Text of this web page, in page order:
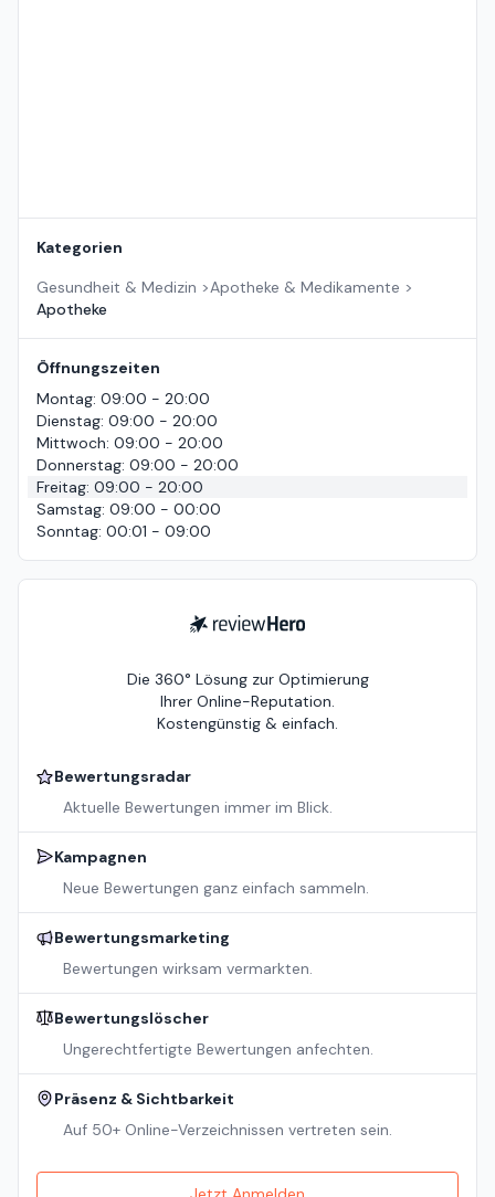
Kategorien
Gesundheit & Medizin >Apotheke & Medikamente >
Apotheke
Öffnungszeiten
Montag: 09:00 - 20:00
Dienstag: 09:00 - 20:00
Mittwoch: 09:00 - 20:00
Donnerstag: 09:00 - 20:00
Freitag: 09:00 - 20:00
Samstag: 09:00 - 00:00
Sonntag: 00:01 - 09:00
ReviewHero
Die 360° Lösung zur Optimierung
Ihrer Online-Reputation.
Kostengünstig & einfach.
Bewertungsradar
Aktuelle Bewertungen immer im Blick.
Kampagnen
Neue Bewertungen ganz einfach sammeln.
Bewertungsmarketing
Bewertungen wirksam vermarkten.
Bewertungslöscher
Ungerechtfertigte Bewertungen anfechten.
Präsenz & Sichtbarkeit
Auf 50+ Online-Verzeichnissen vertreten sein.